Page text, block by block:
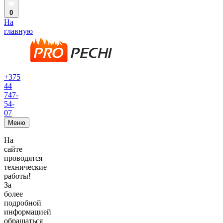
0
На
главную
+375
44
747-
54-
07
Меню
На
сайте
проводятся
технические
работы!
За
более
подробной
информацией
обращаться